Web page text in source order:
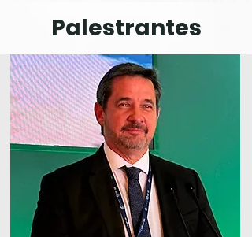
Palestrantes